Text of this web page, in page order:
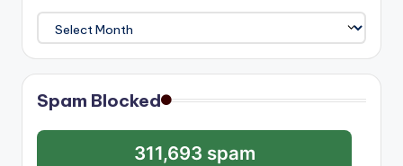
Spam Blocked
311,693 spam